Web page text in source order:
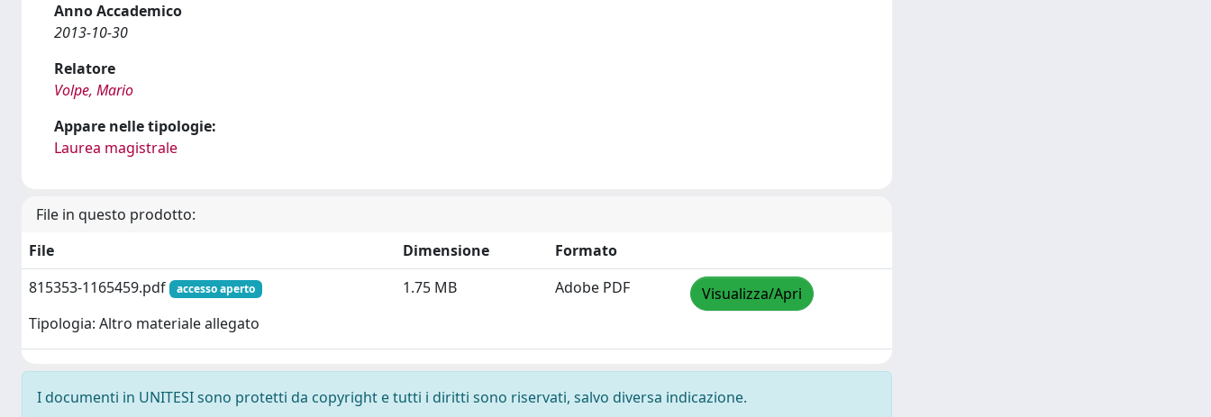
Anno Accademico
2013-10-30
Relatore
Volpe, Mario
Appare nelle tipologie:
Laurea magistrale
File in questo prodotto:
File
Dimensione
Formato
815353-1165459.pdf
accesso aperto
Tipologia: Altro materiale allegato
1.75 MB Adobe PDF Visualizza/Apri
I documenti in UNITESI sono protetti da copyright e tutti i diritti sono riservati, salvo diversa indicazione.